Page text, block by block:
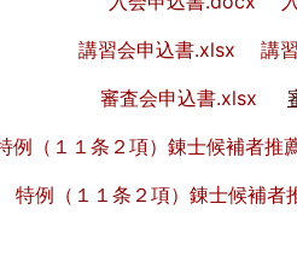
） 講習会申込書.xlsx
講
書 審査会申込書.xlsx
例（１１条２項）錬士候補者推
特例（１１条２項）錬士候補